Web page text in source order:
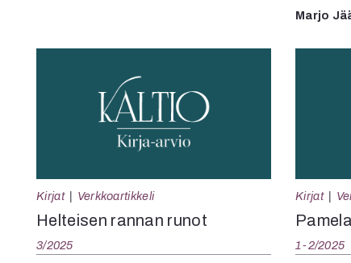
Marjo
Kirjat Verkkoartikkeli
Helteisen rannan runot
3/2025
Kirjat
1-2/2025